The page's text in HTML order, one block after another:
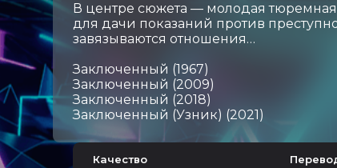
В центре сюжета — молодая
для дачи показаний против
завязываются отношения…
Заключенный (1967)
Заключенный (2009)
Заключенный (2018)
Заключенный (Узник) (2021)
Качество